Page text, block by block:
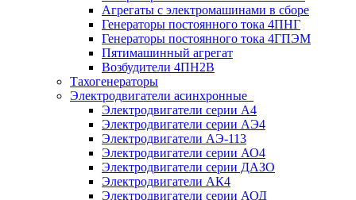
Агрегаты с электромашинами в сборе
Генераторы постоянного тока 4ПНГ
Генераторы постоянного тока 4ГПЭМ
Пятимашинный агрегат
Возбудители 4ПН2В
Тахогенераторы
Электродвигатели асинхронные
Электродвигатели серии А4
Электродвигатели серии АЭ4
Электродвигатели АЭ-113
Электродвигатели серии АО4
Электродвигатели серии ДАЗО
Электродвигатели АК4
Электродвигатели серии АОД